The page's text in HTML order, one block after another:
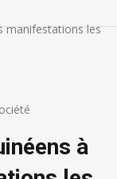
manifestations les
à